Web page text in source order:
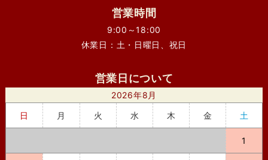
営業時間
9:00～18:00
休業日：土・日曜日、祝日
営業日について
2026年8月
日
月 火 水 木 金 土
1